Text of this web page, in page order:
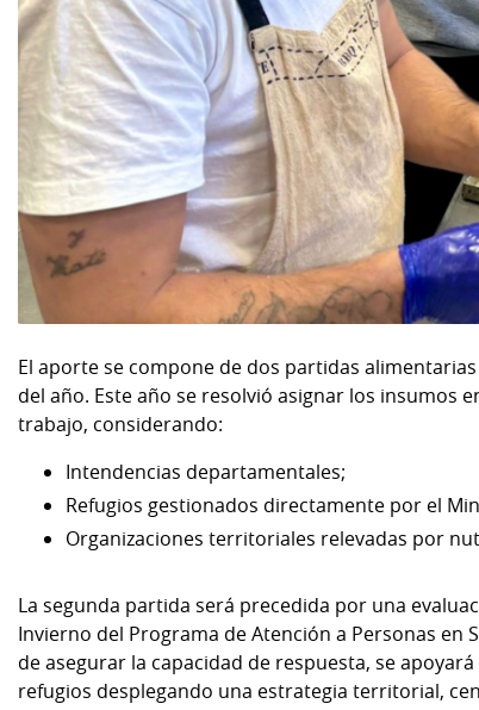
El aporte se compone de dos partidas
del año. Este año se resolvió asignar los insumos
trabajo, considerando:
Intendencias departamentales;
Refugios gestionados directamente por el
Organizaciones territoriales relevadas por
La segunda partida será precedida por una
Invierno del Programa de Atención a Personas en
de asegurar la capacidad de respuesta, se
refugios desplegando una estrategia territorial,